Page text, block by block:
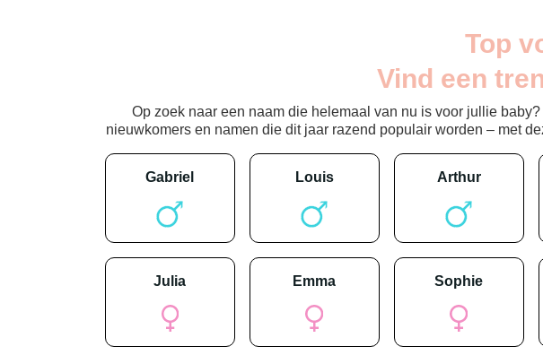
Top
Vind een
Op zoek naar een naam die helemaal van nu is voor jullie
nieuwkomers en namen die dit jaar razend populair worden – met
gabriel louis arthur
julia emma sophie